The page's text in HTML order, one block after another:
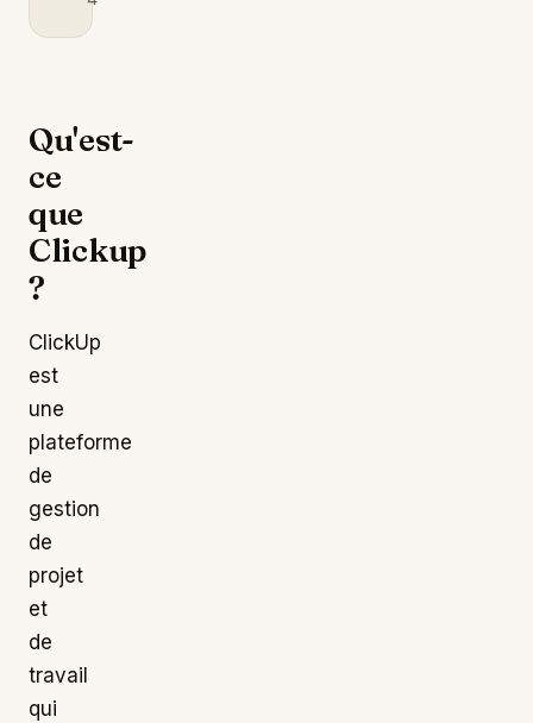
Qu'est-
ce
que
Clickup
?
ClickUp
est
une
plateforme
de
gestion
de
projet
et
de
travail
qui